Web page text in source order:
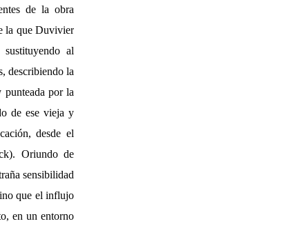
de la obra
la que Duvivier
al
describiendo la
por la
de ese vieja y
desde el
Oriundo de
sensibilidad
que el influjo
en un entorno